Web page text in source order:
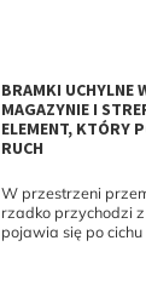
BRAMKI UCHYLNE
MAGAZYNIE I
ELEMENT, KTÓRY
RUCH
W przestrzeni
rzadko przychodzi
pojawia się po cichu